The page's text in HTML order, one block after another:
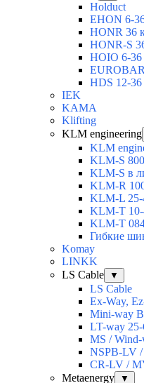
Holduct
EHON 6-
HONR 36
HONR-S
HOIO 6-
HDS 12-
IEK
KAMA
Klifting
KLM engineering
KLM
KLM-S
KLM-S в
KLM-R
KLM-L
KLM-T
KLM-T
Гибкие
Komay
LINKK
LS Cable
▼
LS Cable
Ex-Way,
Mini-way
LT-way
MS /
NSPB-LV
CR-LV /
Metaenergy
▼